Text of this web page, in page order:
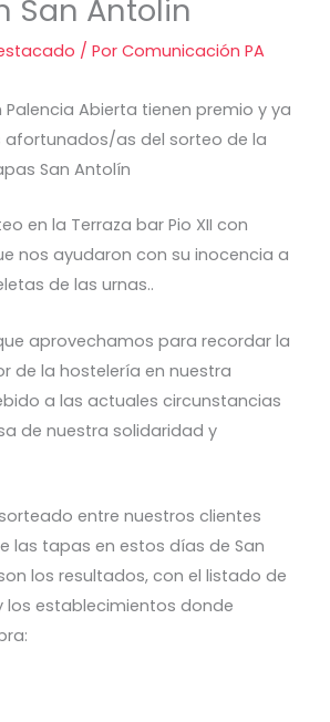
San Antolin
/ Por Comunicación PA
Abierta tienen premio y ya
as del sorteo de la
San Antolín
en la Terraza bar Pio XII con
nos ayudaron con su inocencia a
de las urnas..
aprovechamos para recordar la
de la hostelería en nuestra
a las actuales circunstancias
de nuestra solidaridad y
entre nuestros clientes
las tapas en estos días de San
los resultados, con el listado de
los establecimientos donde